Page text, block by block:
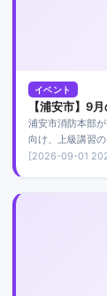
イベント
【浦安市】9
浦安市消防本部
向け、上級講習
です。参加無料
[2026-09-01